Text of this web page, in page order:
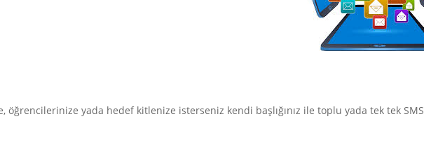
öğrencilerinize yada hedef kitlenize isterseniz kendi başlığınız ile toplu yada tek tek SMS